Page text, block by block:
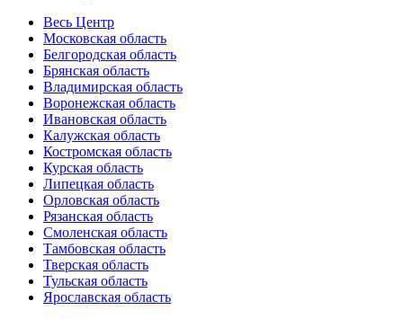
Весь Центр
Московская область
Белгородская область
Брянская область
Владимирская область
Воронежская область
Ивановская область
Калужская область
Костромская область
Курская область
Липецкая область
Орловская область
Рязанская область
Смоленская область
Тамбовская область
Тверская область
Тульская область
Ярославская область